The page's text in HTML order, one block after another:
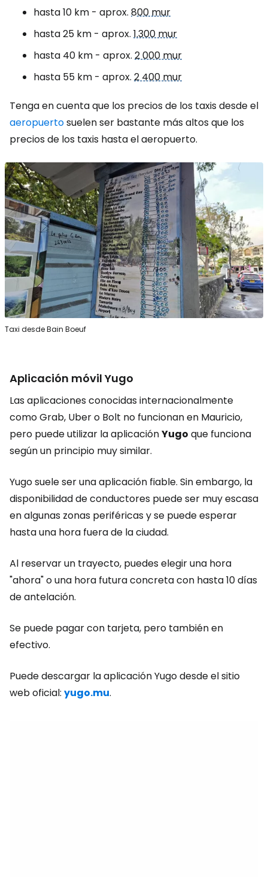
hasta 10 km - aprox. 800 mur
hasta 25 km - aprox. 1.300 mur
hasta 40 km - aprox. 2 000 mur
hasta 55 km - aprox. 2 400 mur
Tenga en cuenta que los precios de los taxis desde el
aeropuertosuelen ser bastante más altos que los
precios de los taxis hasta el aeropuerto.
Taxi desde Bain Boeuf
Aplicación móvil Yugo
Las aplicaciones conocidas internacionalmente
como Grab, Uber o Bolt no funcionan en Mauricio,
pero puede utilizar la aplicaciónYugo que funciona
según un principio muy similar.
Yugo suele ser una aplicación fiable. Sin embargo, la
disponibilidad de conductores puede ser muy escasa
en algunas zonas periféricas y se puede esperar
hasta una hora fuera de la ciudad.
Al reservar un trayecto, puedes elegir una hora
"ahora" o una hora futura concreta con hasta 10 días
de antelación.
Se puede pagar con tarjeta, pero también en
efectivo.
Puede descargar la aplicación Yugo desde el sitio
web oficial: yugo.mu.